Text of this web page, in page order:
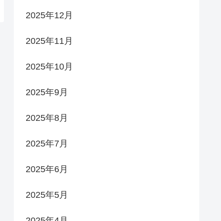
2025年12月
2025年11月
2025年10月
2025年9月
2025年8月
2025年7月
2025年6月
2025年5月